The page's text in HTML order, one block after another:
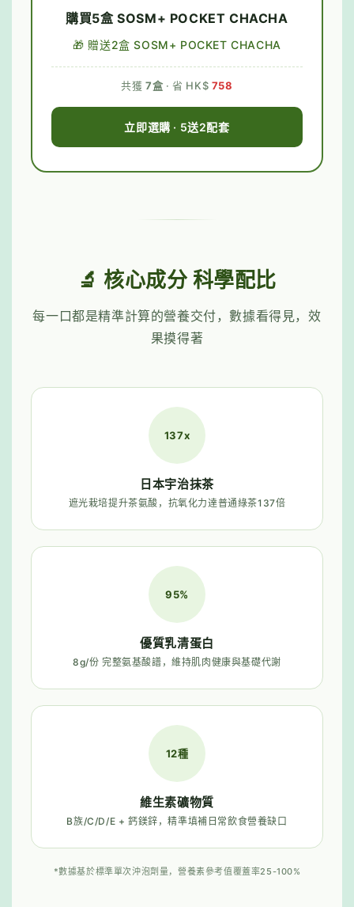
購買5盒 SOSM+ POCKET CHACHA
🎁 贈送2盒 SOSM+ POCKET CHACHA
共獲7盒 · 省 HK$ 758
立即選購 · 5送2配套
🔬 核心成分 科學配比
每一口都是精準計算的營養交付，數據看得見，效
果摸得著
137x
日本宇治抹茶
遮光栽培提升茶氨酸，抗氧化力達普通綠茶137倍
95%
優質乳清蛋白
8g/份 完整氨基酸譜，維持肌肉健康與基礎代謝
12種
維生素礦物質
B族/C/D/E + 鈣鎂鋅，精準填補日常飲食營養缺口
*數據基於標準單次沖泡劑量，營養素參考值覆蓋率25-100%